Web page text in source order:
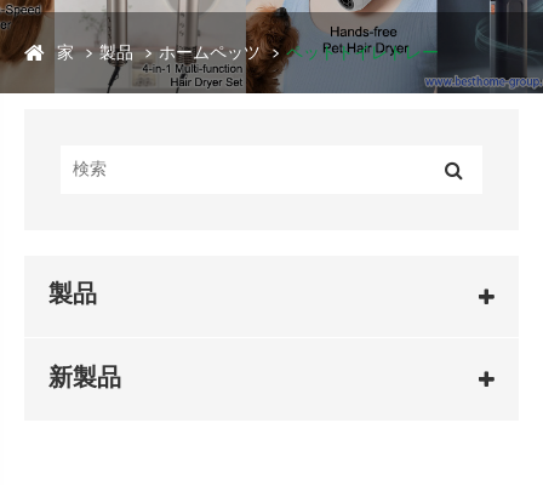
家 製品 ホームペッツ ペットトイレトレー
製品
新製品